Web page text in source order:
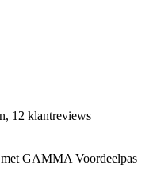
12 klantreviews
GAMMA Voordeelpas